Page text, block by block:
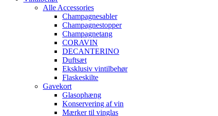
Alle Accessories
Champagnesabler
Champagnestopper
Champagnetang
CORAVIN
DECANTERINO
Duftsæt
Eksklusiv vintilbehør
Flaskeskilte
Gavekort
Glasophæng
Konservering af vin
Mærker til vinglas